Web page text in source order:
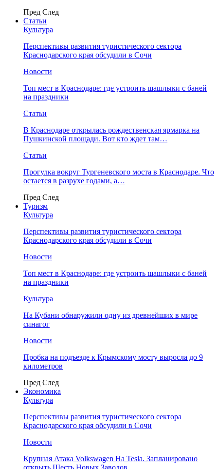
Пред След
Статьи
Культура
Перспективы развития туристического сектора
Краснодарского края обсудили в Сочи
Новости
Топ мест в Краснодаре: где устроить шашлыки с баней
на праздники
Статьи
В Краснодаре открылась рождественская ярмарка на
Пушкинской площади. Вот кто ждет там…
Статьи
Прогулка вокруг Тургеневского моста в Краснодаре. Что
остается в разрухе годами, а…
Пред След
Туризм
Культура
Перспективы развития туристического сектора
Краснодарского края обсудили в Сочи
Новости
Топ мест в Краснодаре: где устроить шашлыки с баней
на праздники
Культура
На Кубани обнаружили одну из древнейших в мире
синагог
Новости
Пробка на подъезде к Крымскому мосту выросла до 9
километров
Пред След
Экономика
Культура
Перспективы развития туристического сектора
Краснодарского края обсудили в Сочи
Новости
Крупная Атака Volkswagen На Tesla. Запланировано
открыть Шесть Новых Заводов